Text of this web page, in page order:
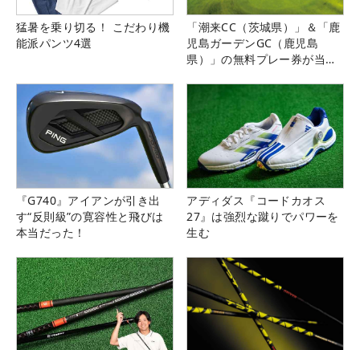
猛暑を乗り切る！ こだわり機
能派パンツ4選
「潮来CC（茨城県）」＆「鹿
児島ガーデンGC（鹿児島
県）」の無料プレー券が当た
『G740』アイアンが引き出
す“反則級”の寛容性と飛びは
本当だった！
アディダス『コードカオス
27』は強烈な蹴りでパワーを
生む